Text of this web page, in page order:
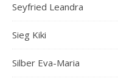
Seyfried Leandra
Sieg Kiki
Silber Eva-Maria